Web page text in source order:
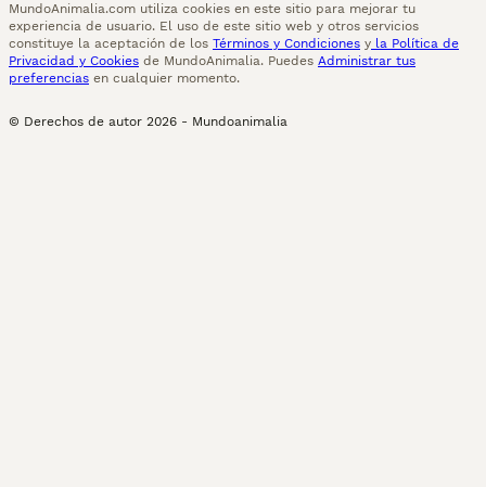
MundoAnimalia.com utiliza cookies en este sitio para mejorar tu
experiencia de usuario. El uso de este sitio web y otros servicios
constituye la aceptación de los Términos y Condiciones y la Política de
Privacidad y Cookies de MundoAnimalia. Puedes Administrar tus
preferencias en cualquier momento.
© Derechos de autor 2026 - Mundoanimalia